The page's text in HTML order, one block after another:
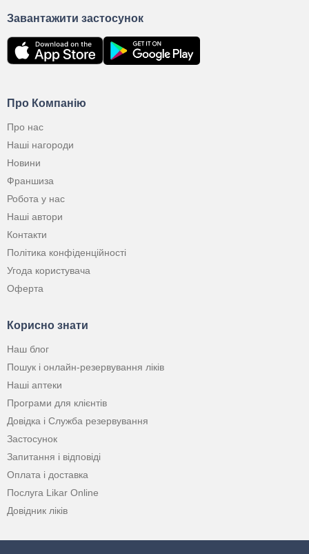
Про Компанію
Про нас
Наші нагороди
Новини
Франшиза
Робота у нас
Наші автори
Контакти
Політика конфіденційності
Угода користувача
Оферта
Корисно знати
Наш блог
Пошук і онлайн-резервування ліків
Наші аптеки
Програми для клієнтів
Довідка і Служба резервування
Застосунок
Запитання і відповіді
Оплата і доставка
Послуга Likar Online
Довідник ліків
Завантажити застосунок